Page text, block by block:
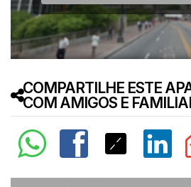
COMPARTILHE ESTE
COM AMIGOS E